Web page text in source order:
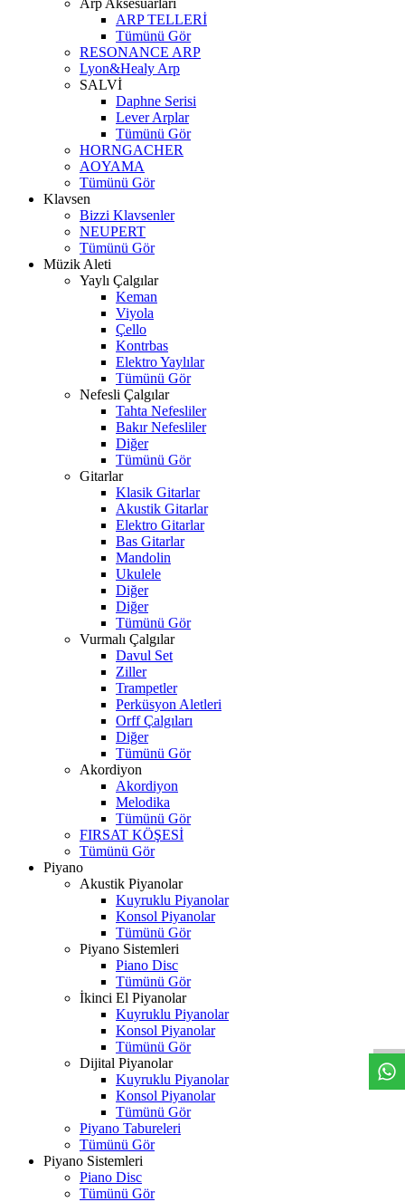
Arp Aksesuarları
ARP TELLERİ
Tümünü Gör
RESONANCE ARP
Lyon&Healy Arp
SALVİ
Daphne Serisi
Lever Arplar
Tümünü Gör
HORNGACHER
AOYAMA
Tümünü Gör
Klavsen
Bizzi Klavsenler
NEUPERT
Tümünü Gör
Müzik Aleti
Yaylı Çalgılar
Keman
Viyola
Çello
Kontrbas
Elektro Yaylılar
Tümünü Gör
Nefesli Çalgılar
Tahta Nefesliler
Bakır Nefesliler
Diğer
Tümünü Gör
Gitarlar
Klasik Gitarlar
Akustik Gitarlar
Elektro Gitarlar
Bas Gitarlar
Mandolin
Ukulele
Diğer
Diğer
Tümünü Gör
Vurmalı Çalgılar
Davul Set
Ziller
Trampetler
Perküsyon Aletleri
Orff Çalgıları
Diğer
Tümünü Gör
Akordiyon
Akordiyon
Melodika
Tümünü Gör
FIRSAT KÖŞESİ
Tümünü Gör
Piyano
Akustik Piyanolar
Kuyruklu Piyanolar
Konsol Piyanolar
Tümünü Gör
Piyano Sistemleri
Piano Disc
Tümünü Gör
İkinci El Piyanolar
Kuyruklu Piyanolar
Konsol Piyanolar
Tümünü Gör
Dijital Piyanolar
Kuyruklu Piyanolar
Konsol Piyanolar
Tümünü Gör
Piyano Tabureleri
Tümünü Gör
Piyano Sistemleri
Piano Disc
Tümünü Gör